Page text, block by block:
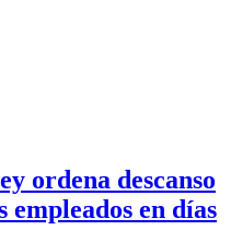
ordena descanso
empleados en días